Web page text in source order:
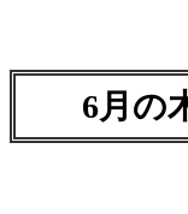
6月の